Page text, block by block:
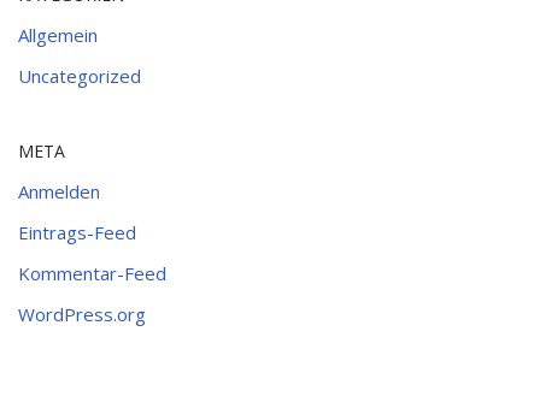
Allgemein
Uncategorized
META
Anmelden
Eintrags-Feed
Kommentar-Feed
WordPress.org